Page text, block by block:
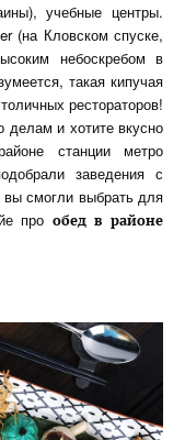
учебные центры.
(на Кловском спуске,
небоскребом в
такая кипучая
рестораторов!
делам и хотите вкусно
станции метро
заведения с
смогли выбрать для
про обед в районе